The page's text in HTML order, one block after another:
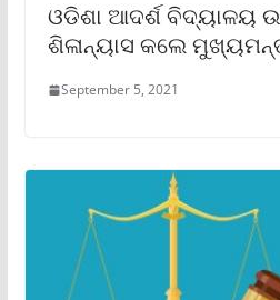
ଓଡିଶା ଆଦର୍ଶ ବିଦ୍ୟାଳୟ
ଶିଳାନ୍ୟାସ କଲେ
September 5, 2021